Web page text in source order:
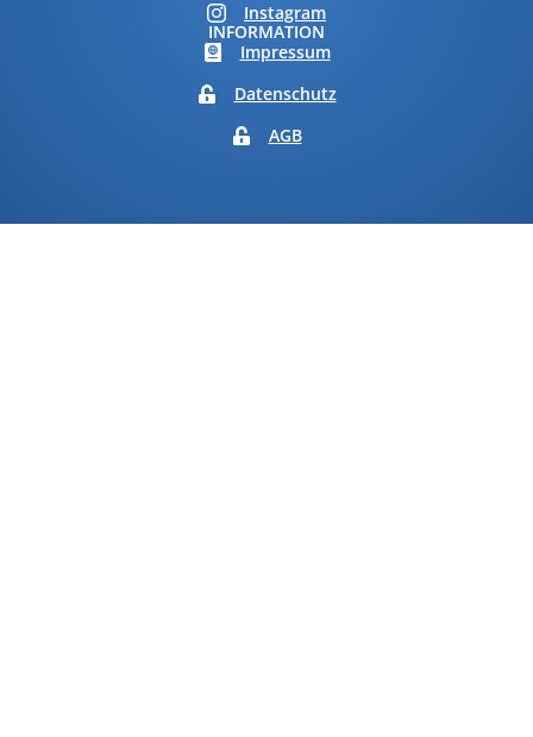
Instagram
INFORMATION
Impressum
Datenschutz
AGB